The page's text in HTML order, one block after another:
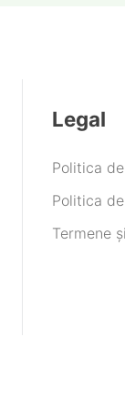
Legal
Politica
Politica
Termene